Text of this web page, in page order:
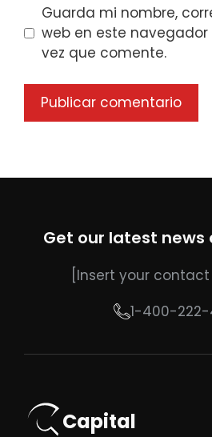
Guarda mi nombre,
web en este
vez que comente.
Get our latest
[Insert your
1-400-
Capital